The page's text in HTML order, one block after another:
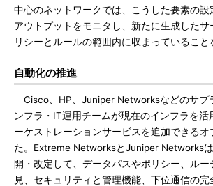
中心のネットワークでは、こうした要素の設
アウトプットをモニタし、新たに生成したサ
リシーとルールの範囲内に収まっていること
自動化の推進
Cisco、HP、Juniper Networksなどのサプ
ンフラ・IT運用チームが現在のインフラを活
ーケストレーションサービスを追加できるオ
た。Extreme NetworksとJuniper Networks
開・改定して、データパスやポリシー、ルー
見、セキュリティと管理機能、下位通信の完